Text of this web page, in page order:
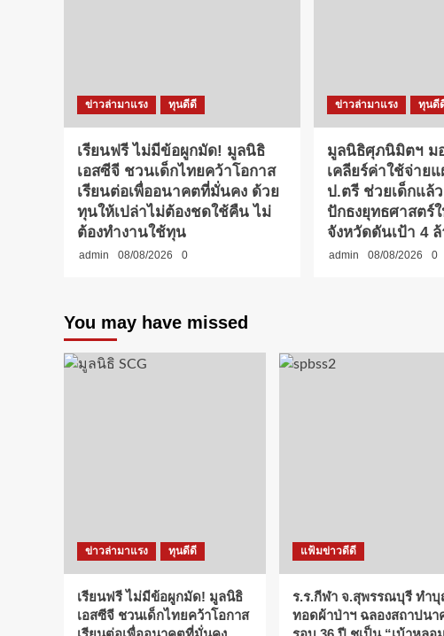
ข่าวล่ามาแรง ทุนดีดี
เรียนฟรี ไม่มีข้อผูกมัด! มูลนิธิ
เอสซีจี ชวนเด็กไทยคว้าโอกาส
เรียนต่อเพื่ออนาคตที่มั่นคง ด้วย
ทุนให้เปล่าไม่ต้องชดใช้คืน ไม่
ต้องทำงานใช้ทุน
admin 08/08/2026 0
ข่าวล่ามาแรง ทุนดี
มูลนิธิศุภนิมิตฯ ม
เคลียร์ค่าใช้จ่าย
ป.ตรี ช่วยเด็กแล้
ปักธงยุทธศาสตร์
จังหวัดดันเป้า 4
admin 08/08/2026 0
You may have missed
ข่าวล่ามาแรง ทุนดีดี
เรียนฟรี ไม่มีข้อผูกมัด! มูลนิธิ
เอสซีจี ชวนเด็กไทยคว้าโอกาส
แฟ้มข่าวดีดี
ร.ร.กีฬา จ.สุพรรณบุรี ทำ
ทอดผ้าป่าฯ ฉลองสถาปนา